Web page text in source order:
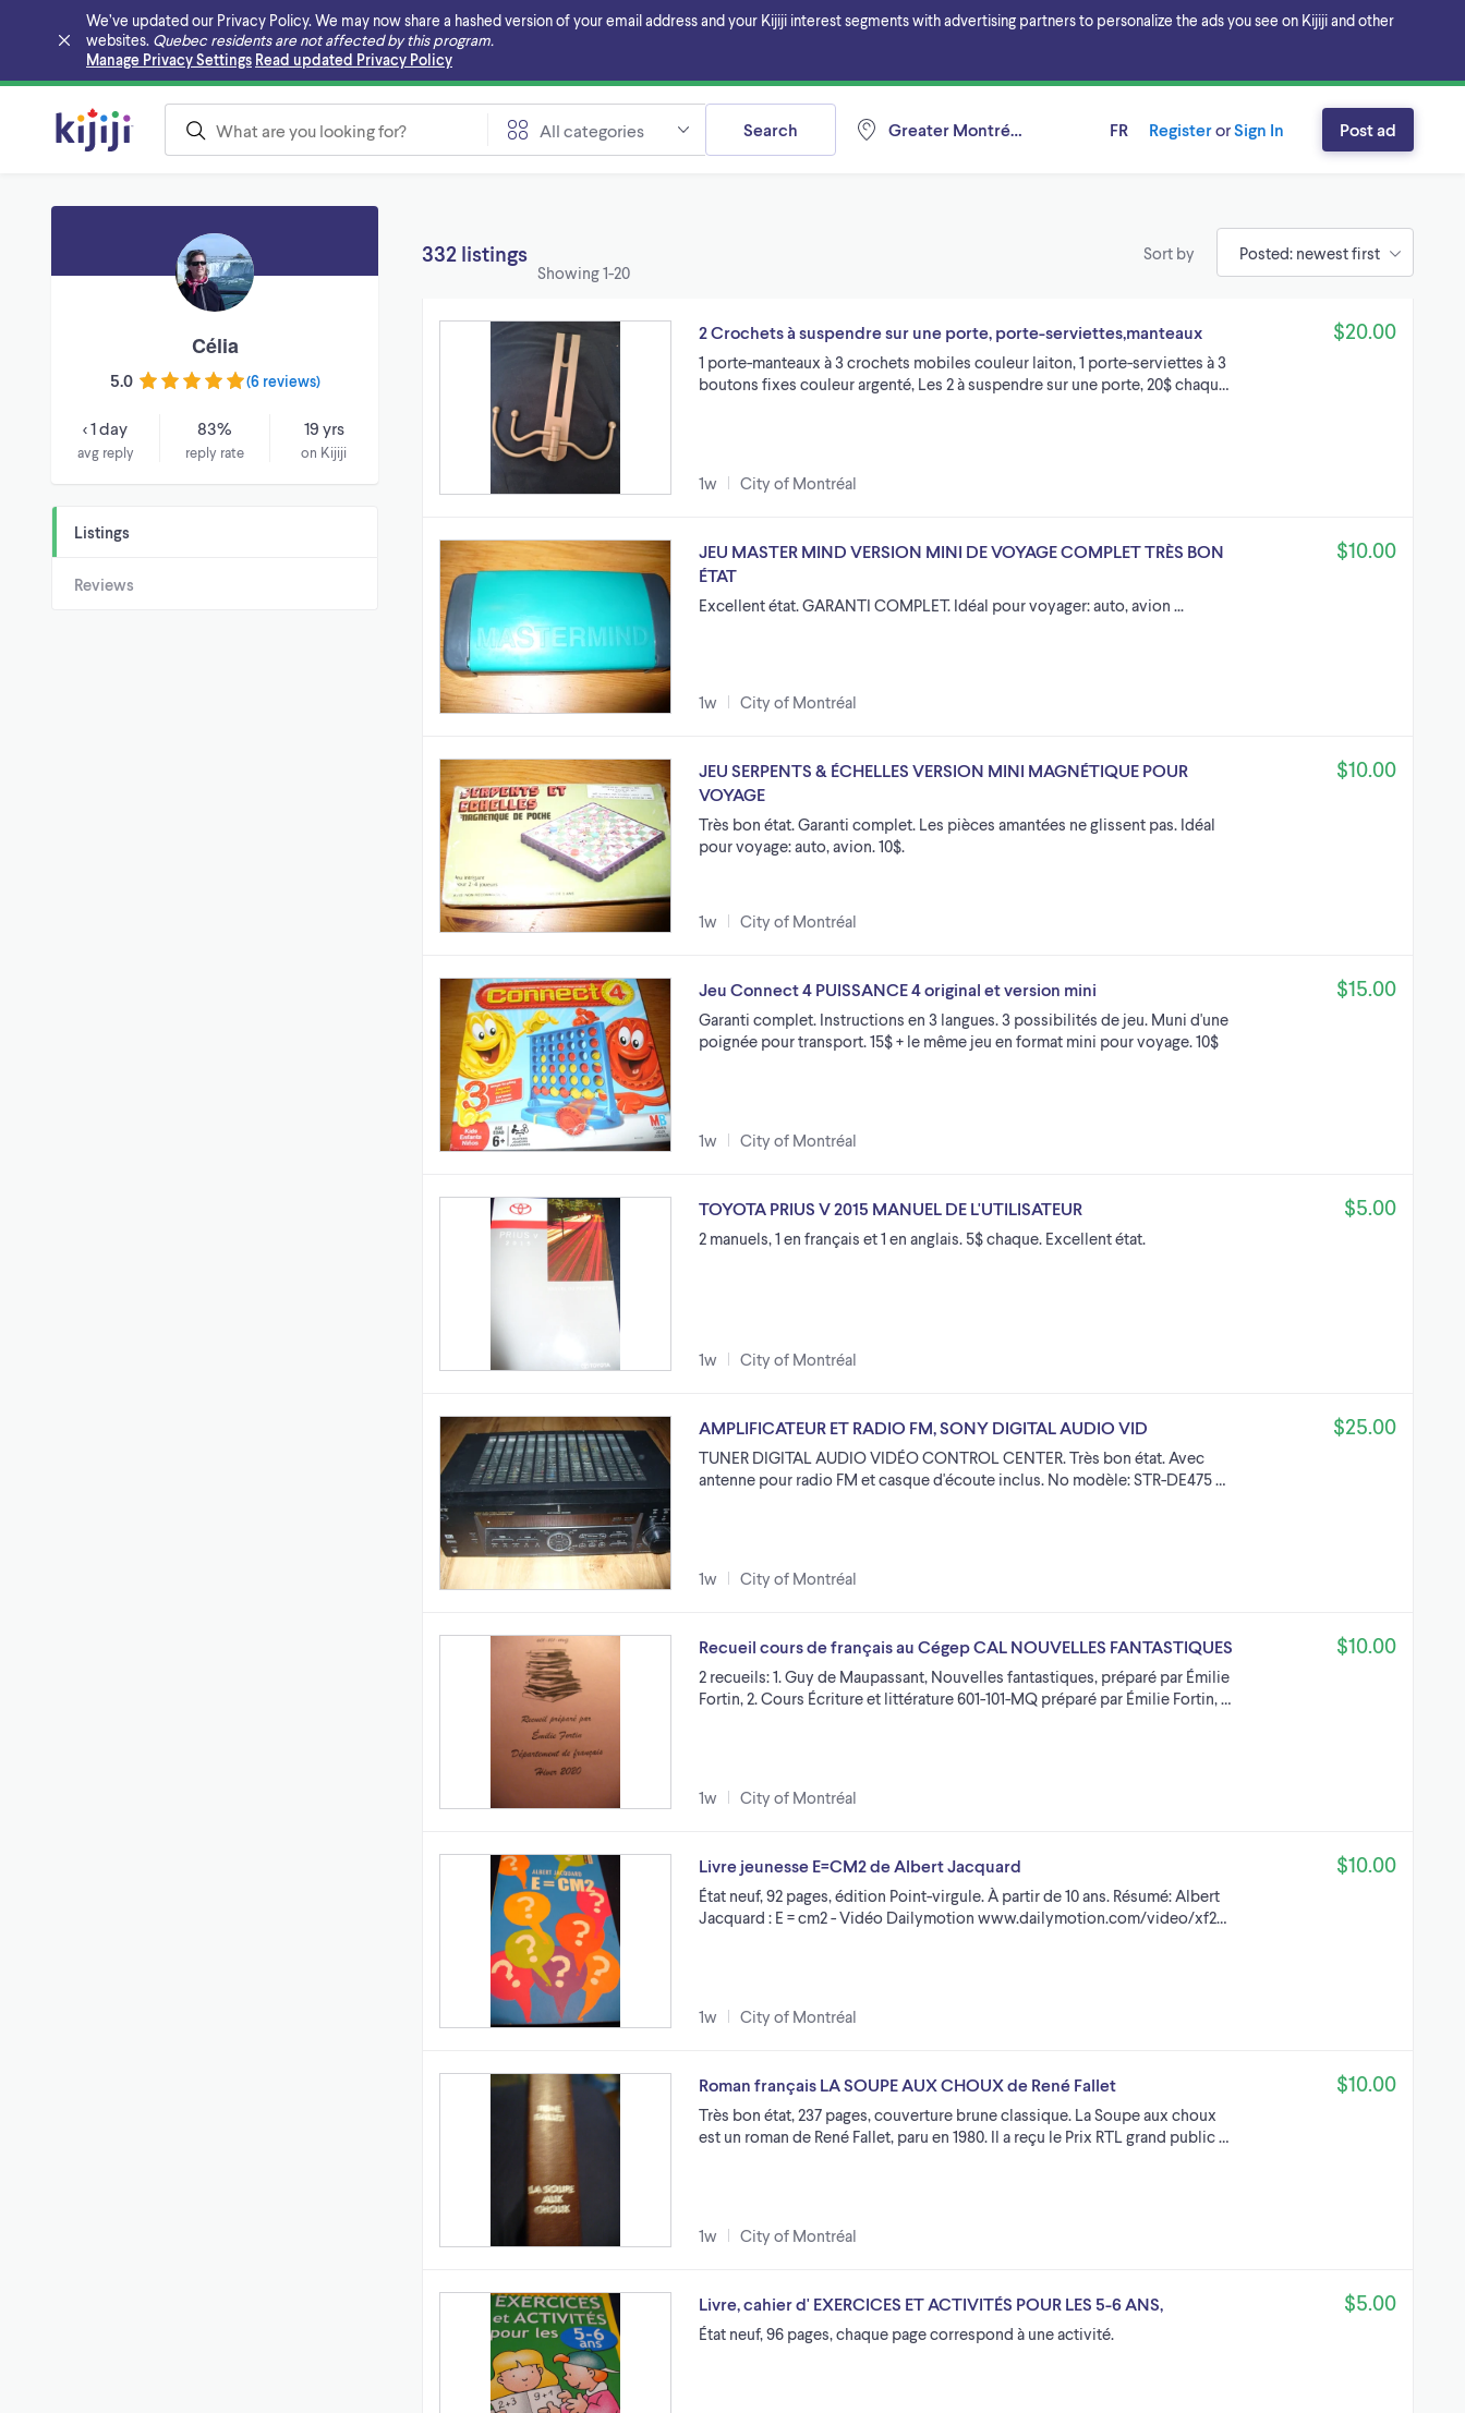
We’ve updated our Privacy Policy. We may now share a hashed version of your email address and your Kijiji interest segments with advertising partners to personalize the ads you see on Kijiji and other
websites. Quebec residents are not affected by this program.
Manage Privacy Settings Read updated Privacy Policy
Skip to main content
All categories Greater Montréal, Québec
Search FR RegisterorSign In Post ad
Célia
5.0 (6 reviews)
< 1 day
avg reply
83%
reply rate
19 yrs
on Kijiji
Listings
Reviews
332 listings
Showing1-20
Sort by
2 Crochets à suspendre sur une porte, porte-serviettes,manteaux
1 porte-manteaux à 3 crochets mobiles couleur laiton, 1 porte-serviettes à 3
boutons fixes couleur argenté, Les 2 à suspendre sur une porte, 20$ chaqu…
1w City of Montréal
$20.00
JEU MASTER MIND VERSION MINI DE VOYAGE COMPLET TRÈS BON
ÉTAT
Excellent état. GARANTI COMPLET. Idéal pour voyager: auto, avion ...
1w City of Montréal
$10.00
JEU SERPENTS & ÉCHELLES VERSION MINI MAGNÉTIQUE POUR
VOYAGE
Très bon état. Garanti complet. Les pièces amantées ne glissent pas. Idéal
pour voyage: auto, avion. 10$.
1w City of Montréal
$10.00
Jeu Connect 4 PUISSANCE 4 original et version mini
Garanti complet. Instructions en 3 langues. 3 possibilités de jeu. Muni d'une
poignée pour transport. 15$ + le même jeu en format mini pour voyage. 10$
1w City of Montréal
$15.00
TOYOTA PRIUS V 2015 MANUEL DE L'UTILISATEUR
2 manuels, 1 en français et 1 en anglais. 5$ chaque. Excellent état.
1w City of Montréal
$5.00
AMPLIFICATEUR ET RADIO FM, SONY DIGITAL AUDIO VID
TUNER DIGITAL AUDIO VIDÉO CONTROL CENTER. Très bon état. Avec
antenne pour radio FM et casque d'écoute inclus. No modèle: STR-DE475 …
1w City of Montréal
$25.00
Recueil cours de français au Cégep CAL NOUVELLES FANTASTIQUES
2 recueils: 1. Guy de Maupassant, Nouvelles fantastiques, préparé par Émilie
Fortin, 2. Cours Écriture et littérature 601-101-MQ préparé par Émilie Fortin, …
1w City of Montréal
$10.00
Livre jeunesse E=CM2 de Albert Jacquard
État neuf, 92 pages, édition Point-virgule. À partir de 10 ans. Résumé: Albert
Jacquard : E = cm2 - Vidéo Dailymotion www.dailymotion.com/video/xf2…
1w City of Montréal
$10.00
Roman français LA SOUPE AUX CHOUX de René Fallet
Très bon état, 237 pages, couverture brune classique. La Soupe aux choux
est un roman de René Fallet, paru en 1980. Il a reçu le Prix RTL grand public …
1w City of Montréal
$10.00
Livre, cahier d' EXERCICES ET ACTIVITÉS POUR LES 5-6 ANS,
État neuf, 96 pages, chaque page correspond à une activité.
$5.00